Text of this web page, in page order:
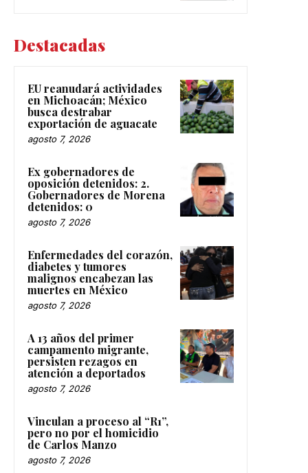
Destacadas
EU reanudará actividades
en Michoacán; México
busca destrabar
exportación de aguacate
agosto 7, 2026
Ex gobernadores de
oposición detenidos: 2.
Gobernadores de Morena
detenidos: 0
agosto 7, 2026
Enfermedades del corazón,
diabetes y tumores
malignos encabezan las
muertes en México
agosto 7, 2026
A 13 años del primer
campamento migrante,
persisten rezagos en
atención a deportados
agosto 7, 2026
Vinculan a proceso al “R1”,
pero no por el homicidio
de Carlos Manzo
agosto 7, 2026